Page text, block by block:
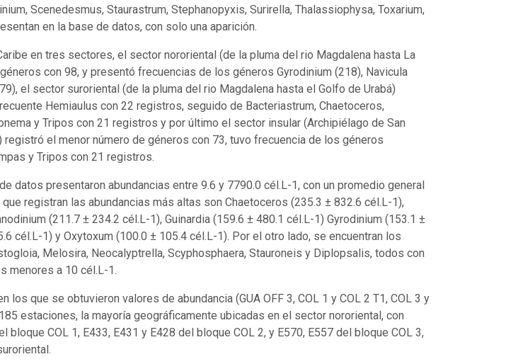
Scenedesmus, Staurastrum, Stephanopyxis, Surirella, Thalassiophysa, Toxarium,
en la base de datos, con solo una aparición.
en tres sectores, el sector nororiental (de la pluma del rio Magdalena hasta La
con 98, y presentó frecuencias de los géneros Gyrodinium (218), Navicula
el sector suroriental (de la pluma del rio Magdalena hasta el Golfo de Urabá)
Hemiaulus con 22 registros, seguido de Bacteriastrum, Chaetoceros,
y Tripos con 21 registros y por último el sector insular (Archipiélago de San
registró el menor número de géneros con 73, tuvo frecuencia de los géneros
y Tripos con 21 registros.
datos presentaron abundancias entre 9.6 y 7790.0 cél.L-1, con un promedio general
registran las abundancias más altas son Chaetoceros (235.3 ± 832.6 cél.L-1),
(211.7 ± 234.2 cél.L-1), Guinardia (159.6 ± 480.1 cél.L-1) Gyrodinium (153.1 ±
cél.L-1) y Oxytoxum (100.0 ± 105.4 cél.L-1). Por el otro lado, se encuentran los
Melosira, Neocalyptrella, Scyphosphaera, Stauroneis y Diplopsalis, todos con
menores a 10 cél.L-1.
los que se obtuvieron valores de abundancia (GUA OFF 3, COL 1 y COL 2 T1, COL 3 y
estaciones, la mayoría geográficamente ubicadas en el sector nororiental, con
COL 1, E433, E431 y E428 del bloque COL 2, y E570, E557 del bloque COL 3,